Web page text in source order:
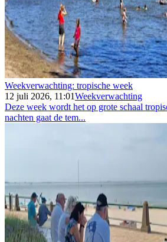
Weekverwachting: tropische week
12 juli 2026, 11:01Weekverwachting
Deze week wordt het op grote schaal
nachten gaat de tem...